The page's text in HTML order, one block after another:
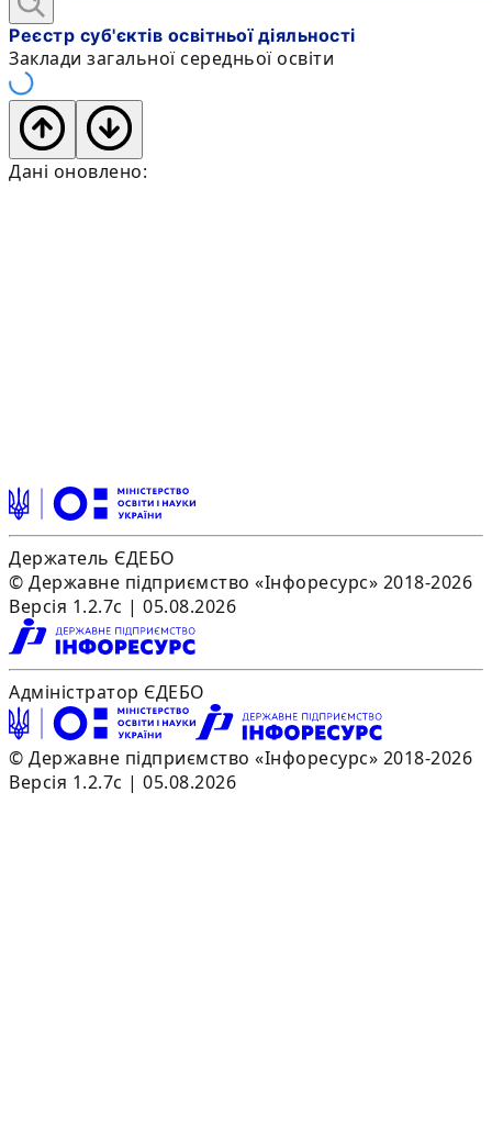
Реєстр суб'єктів освітньої діяльності
Заклади загальної середньої освіти
Дані оновлено:
Держатель ЄДЕБО
© Державне підприємство «Інфоресурс» 2018-2026
Версія 1.2.7c | 05.08.2026
Адміністратор ЄДЕБО
© Державне підприємство «Інфоресурс» 2018-2026
Версія 1.2.7c | 05.08.2026